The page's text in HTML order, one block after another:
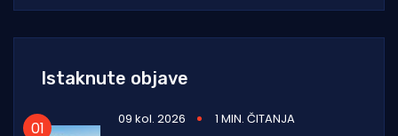
Istaknute objave
09 kol. 2026
1 MIN. ČITANJA